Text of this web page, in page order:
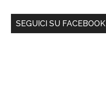
SEGUICI SU FACEBOOK